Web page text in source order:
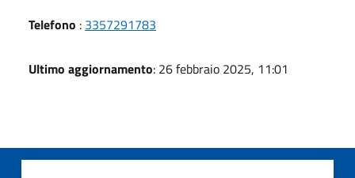
Telefono : 3357291783
Ultimo aggiornamento: 26 febbraio 2025, 11:01